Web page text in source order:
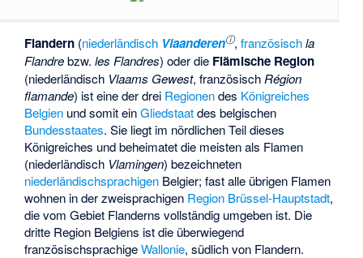
Flandern (niederländisch Vlaanderenⓘ,französisch la
Flandrebzw.les Flandres) oder die Flämische Region
(niederländisch Vlaams Gewest, französisch Région
flamande) ist eine der drei Regionendes Königreiches
Belgien und somit einGliedstaatdes belgischen
Bundesstaates. Sie liegt im nördlichen Teil dieses
Königreiches und beheimatet die meisten als Flamen
(niederländisch Vlamingen) bezeichneten
niederländischsprachigen Belgier; fast alle übrigen Flamen
wohnen in der zweisprachigen Region Brüssel-Hauptstadt,
die vom Gebiet Flanderns vollständig umgeben ist. Die
dritte Region Belgiens ist die überwiegend
französischsprachigeWallonie, südlich von Flandern.